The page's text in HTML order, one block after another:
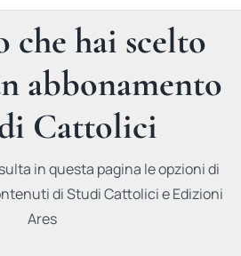
EDITORIALI
NUMERO
RECENSIONI
che hai scelto
abbonamento
Cattolici
in questa pagina le opzioni di
di Studi Cattolici e Edizioni
Ares